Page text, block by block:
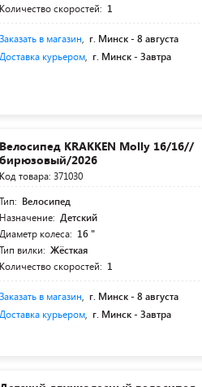
Количество скоростей: 1
Заказать в магазин, г. Минск -8 августа
Доставка курьером, г. Минск -Завтра
Велосипед KRAKKEN Molly 16/16//
бирюзовый/2026
Код товара: 371030
Тип: Велосипед
Назначение: Детский
Диаметр колеса: 16 "
Тип вилки: Жёсткая
Количество скоростей: 1
Заказать в магазин, г. Минск -8 августа
Доставка курьером, г. Минск -Завтра